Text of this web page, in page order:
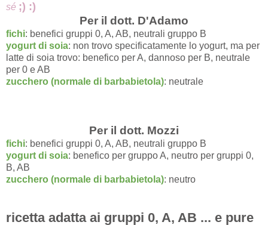
sé ;) :)
Per il dott. D'Adamo
fichi: benefici gruppi 0, A, AB, neutrali gruppo B
yogurt di soia: non trovo specificatamente lo yogurt, ma per
latte di soia trovo: benefico per A, dannoso per B, neutrale
per 0 e AB
zucchero (normale di barbabietola): neutrale
Per il dott. Mozzi
fichi: benefici gruppi 0, A, AB, neutrali gruppo B
yogurt di soia: benefico per gruppo A, neutro per gruppi 0,
B, AB
zucchero (normale di barbabietola): neutro
ricetta adatta ai gruppi 0, A, AB ... e pure